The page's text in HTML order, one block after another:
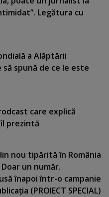
Legătura cu
a Alăptării
spună de ce le este
care explică
prezintă
nou tipărită în România
un număr.
înapoi într-o campanie
(PROIECT SPECIAL)